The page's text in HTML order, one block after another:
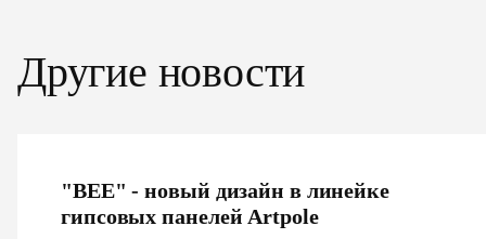
Другие новости
"ВEE" - новый дизайн в линейке
гипсовых панелей Artpole